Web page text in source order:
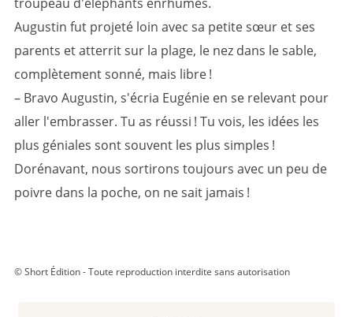
Augustin fut projeté loin avec sa petite sœur et ses
parents et atterrit sur la plage, le nez dans le sable,
complètement sonné, mais libre !
– Bravo Augustin, s'écria Eugénie en se relevant pour
aller l'embrasser. Tu as réussi ! Tu vois, les idées les
plus géniales sont souvent les plus simples !
Dorénavant, nous sortirons toujours avec un peu de
poivre dans la poche, on ne sait jamais !
© Short Édition - Toute reproduction interdite sans autorisation